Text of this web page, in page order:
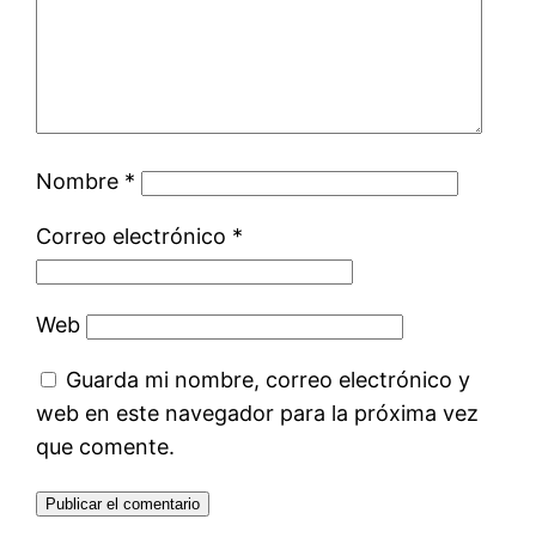
Nombre *
Correo electrónico *
Web
Guarda mi nombre, correo electrónico y
web en este navegador para la próxima vez
que comente.